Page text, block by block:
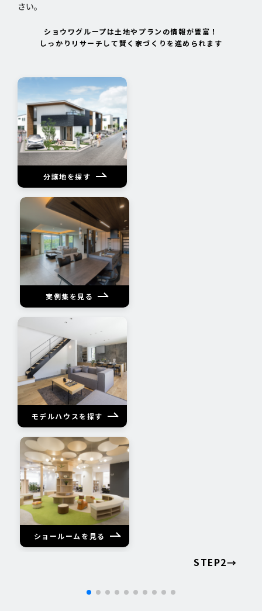
STEP2→
さい。
ショウワグループは土地やプランの情報が豊富！
しっかりリサーチして賢く家づくりを進められます
分譲地を探す
実例集を見る
モデルハウスを探す
ショールームを見る